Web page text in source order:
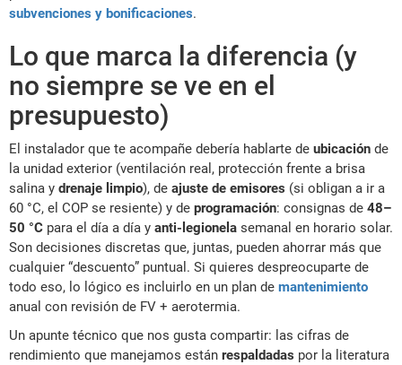
subvenciones y bonificaciones.
Lo que marca la diferencia (y
no siempre se ve en el
presupuesto)
El instalador que te acompañe debería hablarte de ubicación de
la unidad exterior (ventilación real, protección frente a brisa
salina y drenaje limpio), de ajuste de emisores (si obligan a ir a
60 °C, el COP se resiente) y de programación: consignas de 48–
50 °C para el día a día y anti-legionela semanal en horario solar.
Son decisiones discretas que, juntas, pueden ahorrar más que
cualquier “descuento” puntual. Si quieres despreocuparte de
todo eso, lo lógico es incluirlo en un plan de mantenimiento
anual con revisión de FV + aerotermia.
Un apunte técnico que nos gusta compartir: las cifras de
rendimiento que manejamos están respaldadas por la literatura